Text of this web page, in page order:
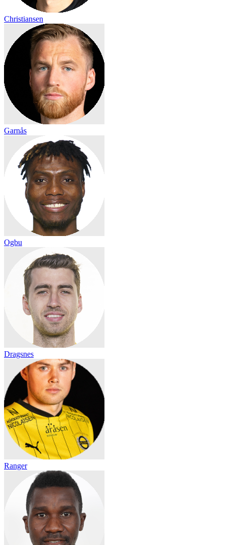
Christiansen
Garnås
Ogbu
Dragsnes
Ranger